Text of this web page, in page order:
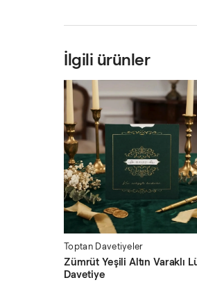
İlgili ürünler
Toptan Davetiyeler
Zümrüt Yeşili Altın Varaklı
Davetiye